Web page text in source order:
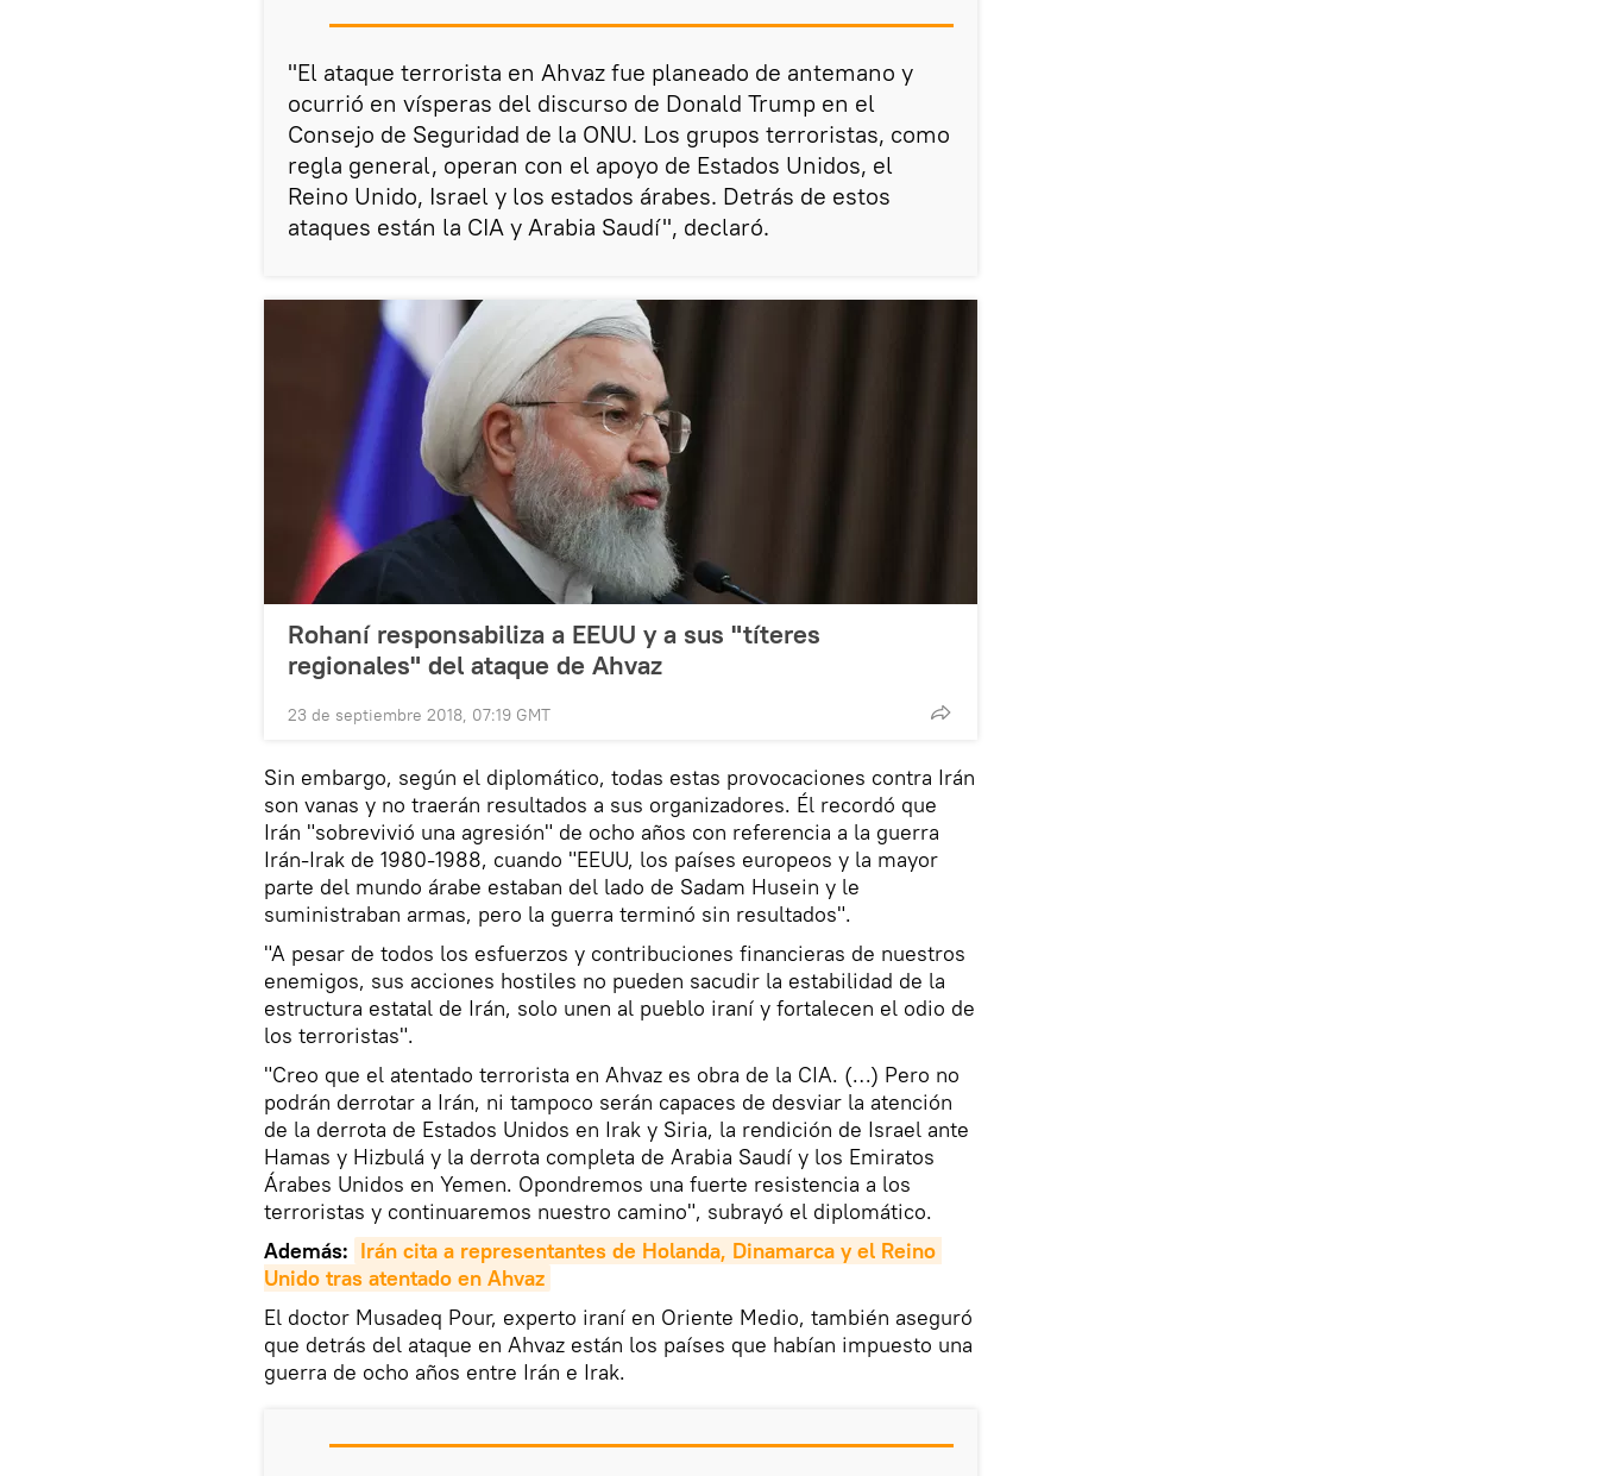
"El ataque terrorista en Ahvaz fue planeado de antemano y
ocurrió en vísperas del discurso de Donald Trump en el
Consejo de Seguridad de la ONU. Los grupos terroristas, como
regla general, operan con el apoyo de Estados Unidos, el
Reino Unido, Israel y los estados árabes. Detrás de estos
ataques están la CIA y Arabia Saudí", declaró.
Rohaní responsabiliza a EEUU y a sus "títeres
regionales" del ataque de Ahvaz
23 de septiembre 2018, 07:19 GMT
Sin embargo, según el diplomático, todas estas provocaciones contra Irán
son vanas y no traerán resultados a sus organizadores. Él recordó que
Irán "sobrevivió una agresión" de ocho años con referencia a la guerra
Irán-Irak de 1980-1988, cuando "EEUU, los países europeos y la mayor
parte del mundo árabe estaban del lado de Sadam Husein y le
suministraban armas, pero la guerra terminó sin resultados".
"A pesar de todos los esfuerzos y contribuciones financieras de nuestros
enemigos, sus acciones hostiles no pueden sacudir la estabilidad de la
estructura estatal de Irán, solo unen al pueblo iraní y fortalecen el odio de
los terroristas".
"Creo que el atentado terrorista en Ahvaz es obra de la CIA. (…) Pero no
podrán derrotar a Irán, ni tampoco serán capaces de desviar la atención
de la derrota de Estados Unidos en Irak y Siria, la rendición de Israel ante
Hamas y Hizbulá y la derrota completa de Arabia Saudí y los Emiratos
Árabes Unidos en Yemen. Opondremos una fuerte resistencia a los
terroristas y continuaremos nuestro camino", subrayó el diplomático.
Además: Irán cita a representantes de Holanda, Dinamarca y el Reino
Unido tras atentado en Ahvaz
El doctor Musadeq Pour, experto iraní en Oriente Medio, también aseguró
que detrás del ataque en Ahvaz están los países que habían impuesto una
guerra de ocho años entre Irán e Irak.